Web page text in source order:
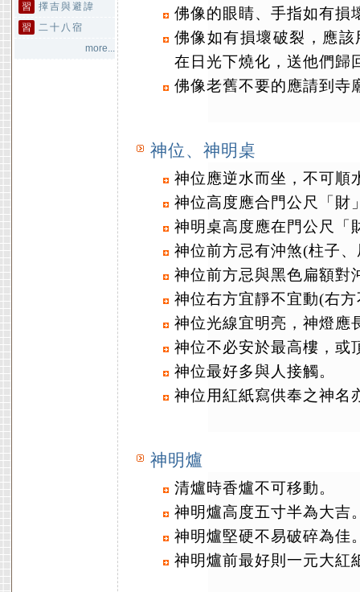
習
擇吉與避諱
習
二十八宿
more...
佛像的眼睛、手指如有損
佛像如有損壞破裂，應
在日光下燒化，送他們歸
佛像老舊不要的應請到寺
神位、神明桌
神位應逆水而坐，不可順
神位高度應合門公尺「財
神明桌高度應在門公尺「
神位前方忌有沖煞(柱子
神位前方忌與黑色扁額對
神位右方宜靜不宜動(右
神位光線宜明亮，神燈應
神位不必安於最高樓，或
神位最好多與人接觸。
神位用紅紙寫供奉之神名
神明爐
清爐時香爐不可移動。
神明爐高度五寸半為大吉
神明爐堅硬不易破碎為佳
神明爐前最好則一元大紅